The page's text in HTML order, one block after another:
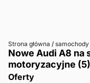
Strona główna /
Nowe Audi A8 na
motoryzacyjne (5)
Oferty